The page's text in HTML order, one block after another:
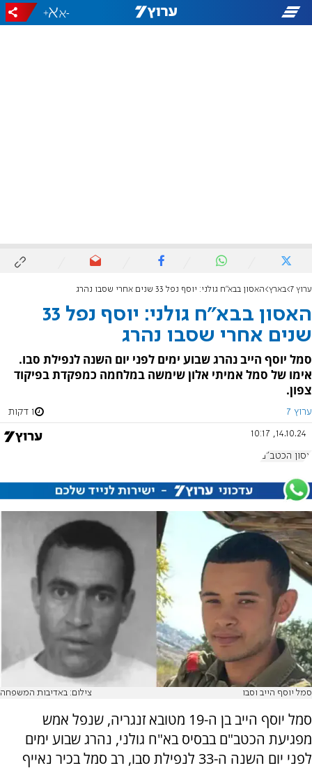
-
+
ערוץ 7 בארץ האסון בבא"ח גולני: יוסף נפל 33 שנים אחרי שסבו נהרג
האסון בבא"ח גולני: יוסף נפל 33
שנים אחרי שסבו נהרג
סמל יוסף הייב נהרג שבוע ימים לפני יום השנה לנפילת סבו.
אימו של סמל אמיתי אלון שימשה במלחמה כמפקדת בפיקוד
צפון.
ערוץ 7 1 דקות
14.10.24, 10:17
אסון הכטב"ם
סמל יוסף הייב וסבו צילום: באדיבות המשפחה
סמל יוסף הייב בן ה-19 מטובא זנגריה, שנפל אמש
מפגיעת הכטב"ם בבסיס בא"ח גולני, נהרג שבוע ימים
לפני יום השנה ה-33 לנפילת סבו, רב סמל בכיר נאייף